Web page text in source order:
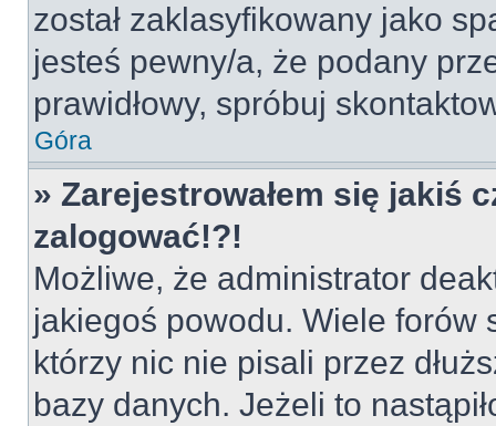
został zaklasyfikowany jako
jesteś pewny/a, że podany
prawidłowy, spróbuj
Góra
» Zarejestrowałem się jakiś
zalogować!?!
Możliwe, że administrator
jakiegoś powodu. Wiele forów
którzy nic nie pisali przez
bazy danych. Jeżeli to